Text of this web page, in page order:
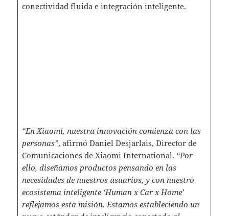
conectividad fluida e integración inteligente.
“En Xiaomi, nuestra innovación comienza con las
personas”, afirmó Daniel Desjarlais, Director de
Comunicaciones de Xiaomi International. “Por
ello, diseñamos productos pensando en las
necesidades de nuestros usuarios, y con nuestro
ecosistema inteligente ‘Human x Car x Home’
reflejamos esta misión. Estamos estableciendo un